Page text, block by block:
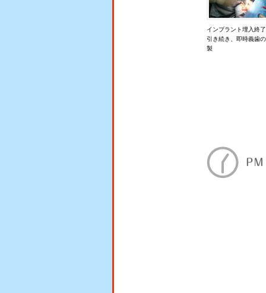
インプラント埋入終了
引き続き、即時義歯
製